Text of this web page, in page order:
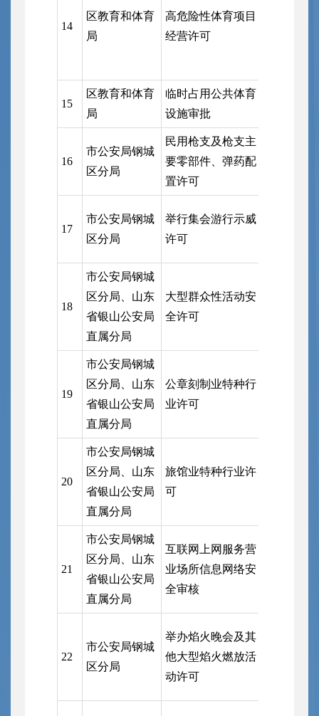
14
区教育和体育
局
高危险性体育项目
经营许可
15
区教育和体育
局
临时占用公共体育
设施审批
16
市公安局钢城
区分局
民用枪支及枪支主
要零部件、弹药配
置许可
17
市公安局钢城
区分局
举行集会游行示威
许可
18
市公安局钢城
区分局、山东
省银山公安局
直属分局
大型群众性活动安
全许可
19
市公安局钢城
区分局、山东
省银山公安局
直属分局
公章刻制业特种行
业许可
20
市公安局钢城
区分局、山东
省银山公安局
直属分局
旅馆业特种行业许
可
21
市公安局钢城
区分局、山东
省银山公安局
直属分局
互联网上网服务营
业场所信息网络安
全审核
22
市公安局钢城
区分局
举办焰火晚会及其
他大型焰火燃放活
动许可